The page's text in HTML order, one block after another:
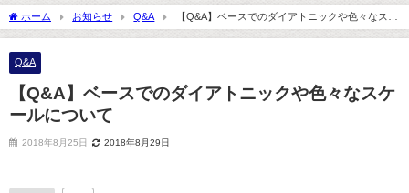
ホーム お知らせ Q&A
【Q&A】ベースでのダイアトニックや色々なスケ
ールについて
Q&A
【Q&A】ベースでのダイアトニックや色々なスケ
ールについて
2018年8月25日 2018年8月29日